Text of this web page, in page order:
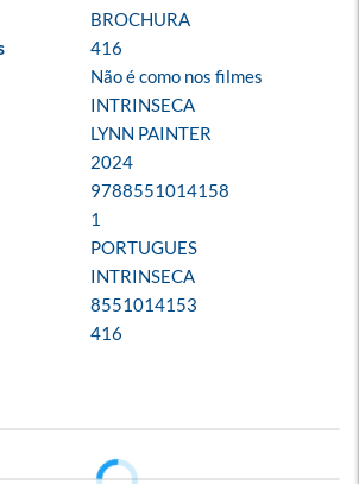
BROCHURA
416
Não é como nos filmes
INTRINSECA
LYNN PAINTER
2024
9788551014158
1
PORTUGUES
INTRINSECA
8551014153
416